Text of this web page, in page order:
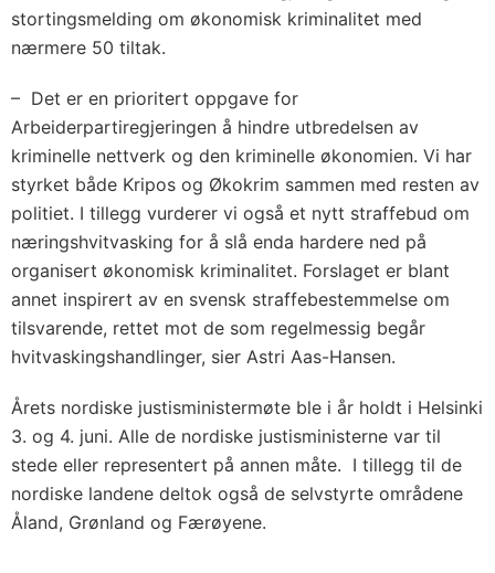
stortingsmelding om økonomisk kriminalitet med
nærmere 50 tiltak.
– Det er en prioritert oppgave for
Arbeiderpartiregjeringen å hindre utbredelsen av
kriminelle nettverk og den kriminelle økonomien. Vi har
styrket både Kripos og Økokrim sammen med resten av
politiet. I tillegg vurderer vi også et nytt straffebud om
næringshvitvasking for å slå enda hardere ned på
organisert økonomisk kriminalitet. Forslaget er blant
annet inspirert av en svensk straffebestemmelse om
tilsvarende, rettet mot de som regelmessig begår
hvitvaskingshandlinger, sier Astri Aas-Hansen.
Årets nordiske justisministermøte ble i år holdt i Helsinki
3. og 4. juni. Alle de nordiske justisministerne var til
stede eller representert på annen måte. I tillegg til de
nordiske landene deltok også de selvstyrte områdene
Åland, Grønland og Færøyene.